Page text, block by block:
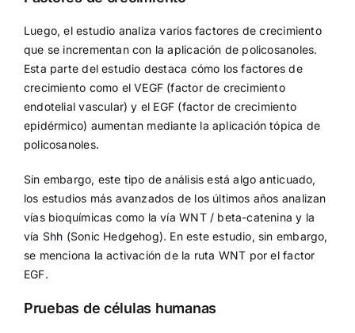
Luego, el estudio analiza varios factores de crecimiento
que se incrementan con la aplicación de policosanoles.
Esta parte del estudio destaca cómo los factores de
crecimiento como el VEGF (factor de crecimiento
endotelial vascular) y el EGF (factor de crecimiento
epidérmico) aumentan mediante la aplicación tópica de
policosanoles.
Sin embargo, este tipo de análisis está algo anticuado,
los estudios más avanzados de los últimos años analizan
vías bioquímicas como la vía WNT / beta-catenina y la
vía Shh (Sonic Hedgehog). En este estudio, sin embargo,
se menciona la activación de la ruta WNT por el factor
EGF.
Pruebas de células humanas